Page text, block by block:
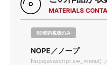
MATERIALS
BD館内視聴のみ
NOPE／ノープ
Nopejavascript:sw_menu()